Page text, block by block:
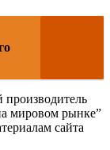
мировом рынке”
сайта